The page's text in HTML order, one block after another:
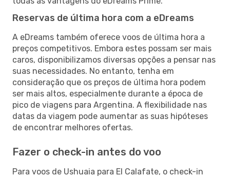
Reservas de última hora com a eDreams
A eDreams também oferece voos de última hora a
preços competitivos. Embora estes possam ser mais
caros, disponibilizamos diversas opções a pensar nas
suas necessidades. No entanto, tenha em
consideração que os preços de última hora podem
ser mais altos, especialmente durante a época de
pico de viagens para Argentina. A flexibilidade nas
datas da viagem pode aumentar as suas hipóteses
de encontrar melhores ofertas.
Fazer o check-in antes do voo
Para voos de Ushuaia para El Calafate, o check-in